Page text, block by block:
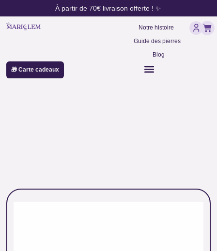
au
contenu
À partir de 70€ livraison offerte ! ✨
Notre histoire
Guide des pierres
Blog
🎁 Carte cadeaux